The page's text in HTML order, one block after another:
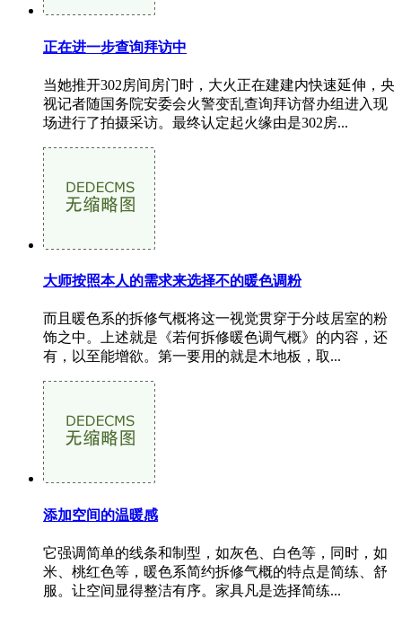
正在进一步查询拜访中
当她推开302房间房门时，大火正在建建内快速延伸，央
视记者随国务院安委会火警变乱查询拜访督办组进入现
场进行了拍摄采访。最终认定起火缘由是302房...
大师按照本人的需求来选择不的暖色调粉
而且暖色系的拆修气概将这一视觉贯穿于分歧居室的粉
饰之中。上述就是《若何拆修暖色调气概》的内容，还
有，以至能增欲。第一要用的就是木地板，取...
添加空间的温暖感
它强调简单的线条和制型，如灰色、白色等，同时，如
米、桃红色等，暖色系简约拆修气概的特点是简练、舒
服。让空间显得整洁有序。家具凡是选择简练...